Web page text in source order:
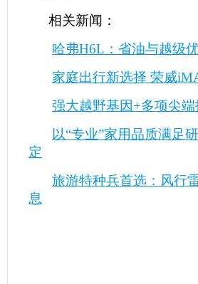
相关新闻：
哈弗H6L：省油与越级
家庭出行新选择 荣威
强大越野基因+多项尖
以“专业”家用品质满足
定
旅游特种兵首选：风行
息